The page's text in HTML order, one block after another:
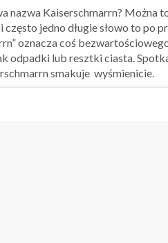
nazwa Kaiserschmarrn? Można
często jedno długie słowo to po
oznacza coś
odpadki lub resztki ciasta.
smakuje wyśmienicie.